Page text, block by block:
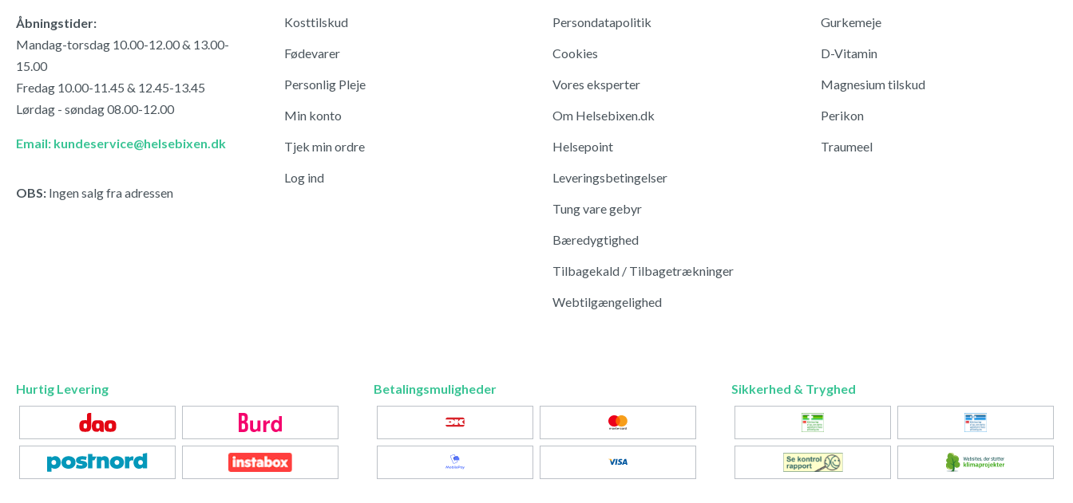
Åbningstider:
Mandag-torsdag 10.00-12.00 & 13.00-
15.00
Fredag 10.00-11.45 & 12.45-13.45
Lørdag - søndag 08.00-12.00
Email: kundeservice@helsebixen.dk
OBS: Ingen salg fra adressen
Kosttilskud
Fødevarer
Personlig Pleje
Min konto
Tjek min ordre
Log ind
Persondatapolitik
Cookies
Vores eksperter
Om Helsebixen.dk
Helsepoint
Leveringsbetingelser
Tung vare gebyr
Bæredygtighed
Tilbagekald / Tilbagetrækninger
Webtilgængelighed
Gurkemeje
D-Vitamin
Magnesium tilskud
Perikon
Traumeel
Hurtig Levering Betalingsmuligheder Sikkerhed & Tryghed